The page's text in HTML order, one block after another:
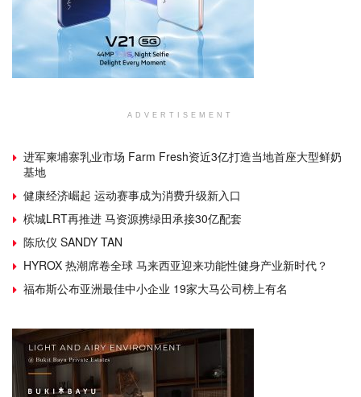
ADVERTISEMENT
进军柬埔寨乳业市场 Farm Fresh资近3亿打造当地首座大型鲜奶
基地
健康经济崛起 运动赛事成为消费升级新入口
槟城LRT再推进 马资源携绿田承接30亿配套
陈欣仪 SANDY TAN
HYROX 热潮席卷全球 马来西亚迎来功能性健身产业新时代？
福布斯公布亚洲最佳中小企业 19家大马公司榜上有名